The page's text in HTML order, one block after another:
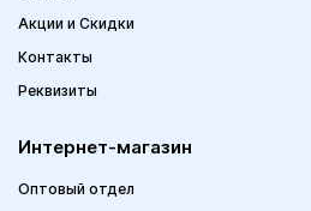
Акции и Скидки
Контакты
Реквизиты
Интернет-магазин
Оптовый отдел